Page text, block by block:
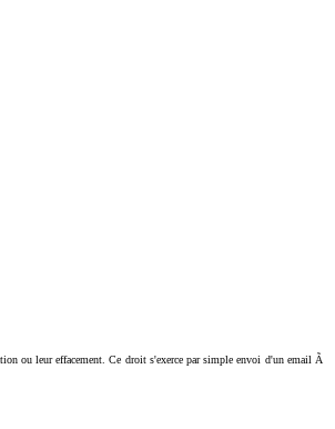
ou leur effacement. Ce droit s'exerce par simple envoi d'un email Ã